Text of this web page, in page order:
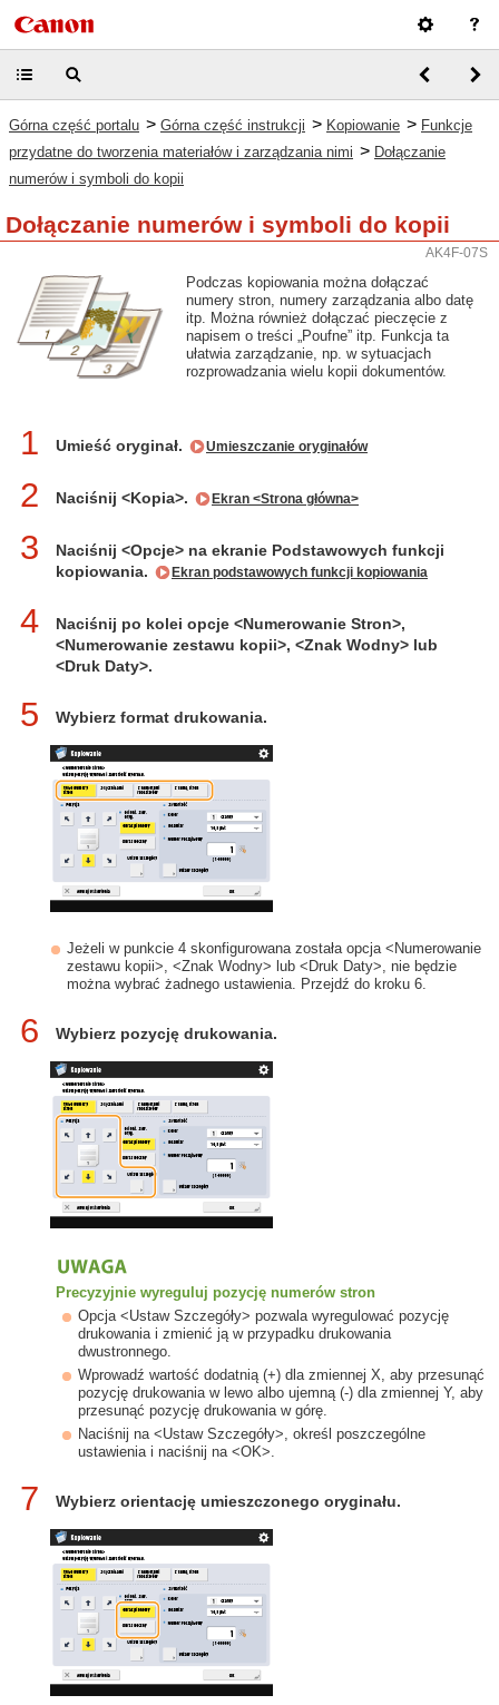
Górna część portalu > Górna część instrukcji > Kopiowanie > Funkcje
przydatne do tworzenia materiałów i zarządzania nimi > Dołączanie
numerów i symboli do kopii
Dołączanie numerów i symboli do kopii
AK4F-07S
Podczas kopiowania można dołączać
numery stron, numery zarządzania albo datę
itp. Można również dołączać pieczęcie z
napisem o treści „Poufne” itp. Funkcja ta
ułatwia zarządzanie, np. w sytuacjach
rozprowadzania wielu kopii dokumentów.
1 Umieść oryginał. Umieszczanie oryginałów
2 Naciśnij <Kopia>. Ekran <Strona główna>
3
Naciśnij <Opcje> na ekranie Podstawowych funkcji
kopiowania.
Ekran podstawowych funkcji kopiowania
4
Naciśnij po kolei opcje <Numerowanie Stron>,
<Numerowanie zestawu kopii>, <Znak Wodny> lub
<Druk Daty>.
5 Wybierz format drukowania.
Jeżeli w punkcie 4 skonfigurowana została opcja <Numerowanie
zestawu kopii>, <Znak Wodny> lub <Druk Daty>, nie będzie
można wybrać żadnego ustawienia. Przejdź do kroku 6.
6 Wybierz pozycję drukowania.
Precyzyjnie wyreguluj pozycję numerów stron
Opcja <Ustaw Szczegóły> pozwala wyregulować pozycję
drukowania i zmienić ją w przypadku drukowania
dwustronnego.
Wprowadź wartość dodatnią (+) dla zmiennej X, aby przesunąć
pozycję drukowania w lewo albo ujemną (-) dla zmiennej Y, aby
przesunąć pozycję drukowania w górę.
Naciśnij na <Ustaw Szczegóły>, określ poszczególne
ustawienia i naciśnij na <OK>.
7 Wybierz orientację umieszczonego oryginału.